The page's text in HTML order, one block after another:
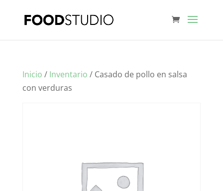
Inicio / Inventario / Casado de pollo en salsa
con verduras